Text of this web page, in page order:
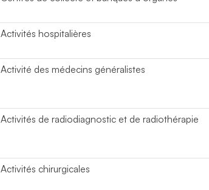
Activités hospitalières
Activité des médecins généralistes
Activités de radiodiagnostic et de radiothérapie
Activités chirurgicales